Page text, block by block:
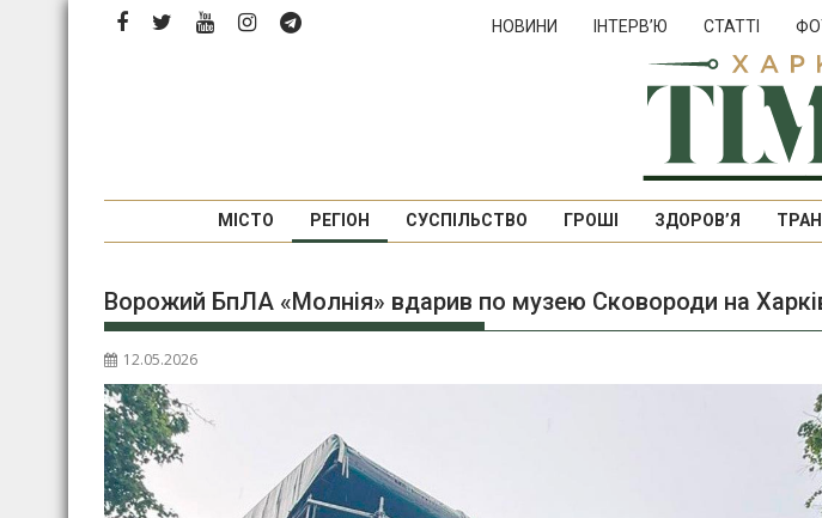
Перейти
НОВИНИ ІНТЕРВ’Ю СТАТТІ
МІСТО РЕГІОН СУСПІЛЬСТВО ГРОШІ ЗДОРОВ’Я
Ворожий БпЛА «Молнія» вдарив по музею Сковороди на
12.05.2026